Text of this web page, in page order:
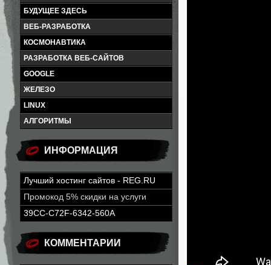
БУДУЩЕЕ ЗДЕСЬ
ВЕБ-РАЗРАБОТКА
КОСМОНАВТИКА
РАЗРАБОТКА ВЕБ-САЙТОВ
GOOGLE
ЖЕЛЕЗО
LINUX
АЛГОРИТМЫ
ИНФОРМАЦИЯ
Лучший хостинг сайтов - REG.RU
Промокод 5% скидки на услуги
39CC-C72F-6342-560A
КОММЕНТАРИИ